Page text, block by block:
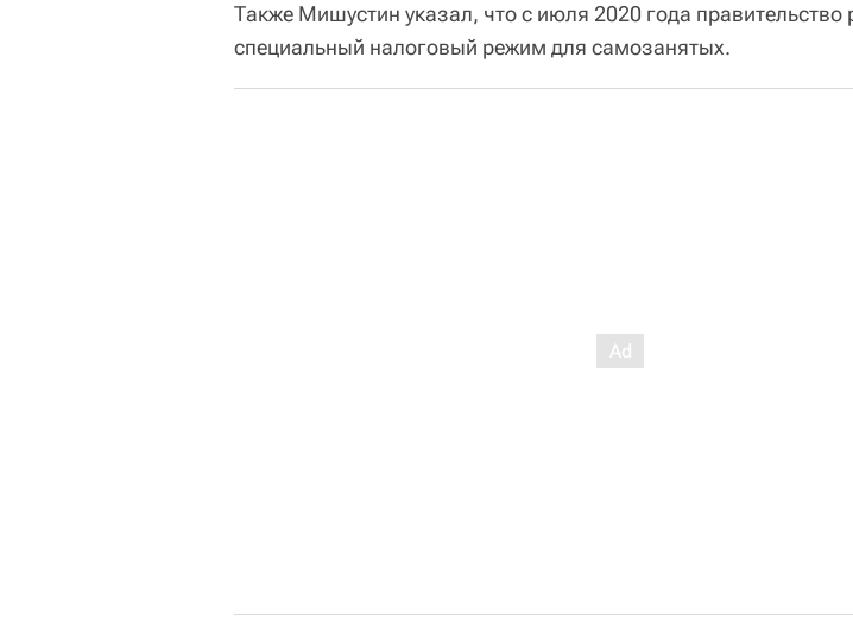
Также Мишустин указал, что с июля 2020 года правительство
специальный налоговый режим для самозанятых.